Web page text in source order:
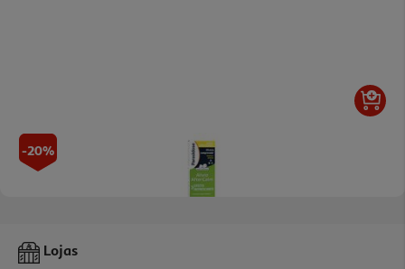
-20%
Cuidado Calmante Parasidose Pos Picadas 40ml
Lojas